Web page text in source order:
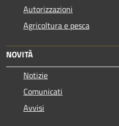
Autorizzazioni
Agricoltura e pesca
NOVITÀ
Notizie
Comunicati
Avvisi